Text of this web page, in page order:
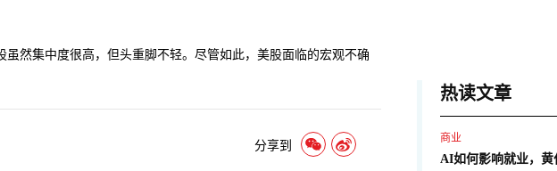
然集中度很高，但头重脚不轻。尽管如此，美股面临的宏观不确
分享到
热读文章
商业
AI如何影响就业，黄